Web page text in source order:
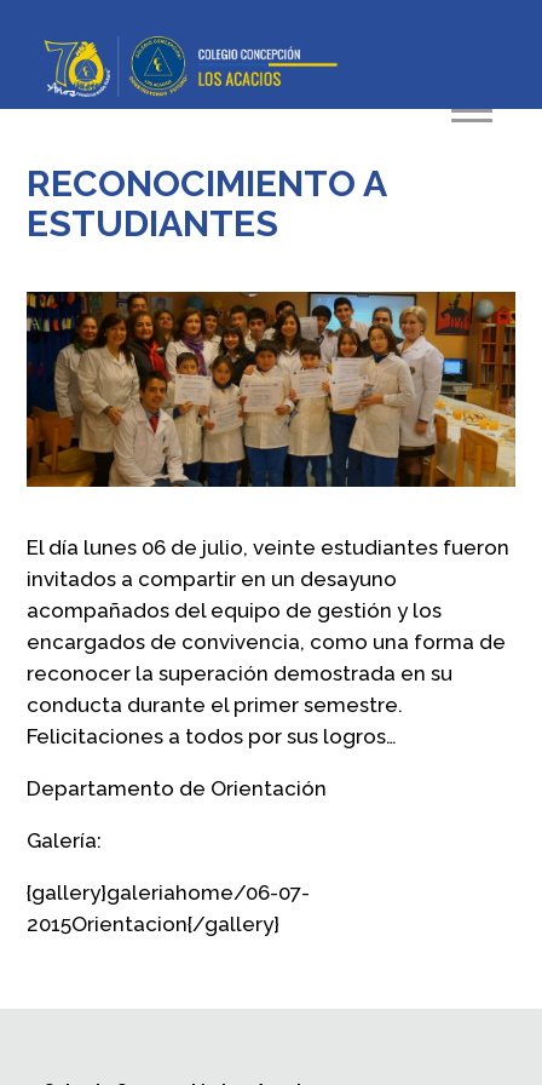
RECONOCIMIENTO A
ESTUDIANTES
El día lunes 06 de julio, veinte estudiantes fueron
invitados a compartir en un desayuno
acompañados del equipo de gestión y los
encargados de convivencia, como una forma de
reconocer la superación demostrada en su
conducta durante el primer semestre.
Felicitaciones a todos por sus logros…
Departamento de Orientación
Galería:
{gallery}galeriahome/06-07-
2015Orientacion{/gallery}